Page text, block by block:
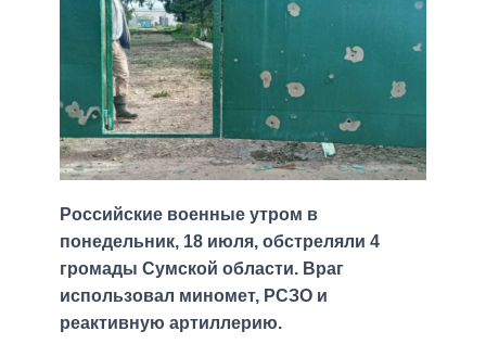
Российские военные утром в
понедельник, 18 июля, обстреляли 4
громады Сумской области. Враг
использовал миномет, РСЗО и
реактивную артиллерию.